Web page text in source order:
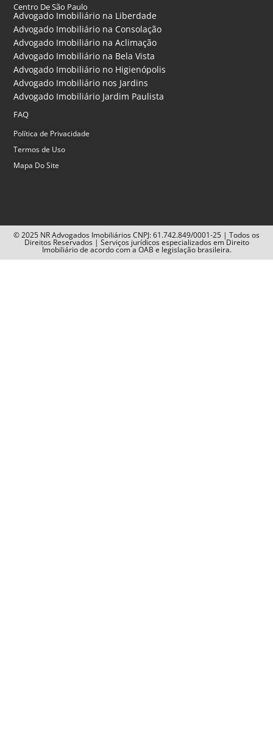
Centro De São Paulo
Advogado Imobiliário na Liberdade
Advogado Imobiliário na Consolação
Advogado Imobiliário na Aclimação
Advogado Imobiliário na Bela Vista
Advogado Imobiliário no Higienópolis
Advogado Imobiliário nos Jardins
Advogado Imobiliário Jardim Paulista
FAQ
Política de Privacidade
Termos de Uso
Mapa Do Site
© 2025 NR Advogados Imobiliários CNPJ: 61.742.849/0001-25 | Todos os
Direitos Reservados | Serviços jurídicos especializados em Direito
Imobiliário de acordo com a OAB e legislação brasileira.